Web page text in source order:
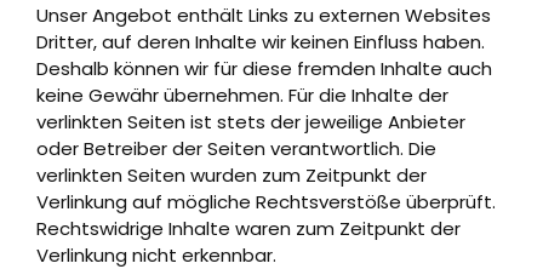
Unser Angebot enthält Links zu externen Websites
Dritter, auf deren Inhalte wir keinen Einfluss haben.
Deshalb können wir für diese fremden Inhalte auch
keine Gewähr übernehmen. Für die Inhalte der
verlinkten Seiten ist stets der jeweilige Anbieter
oder Betreiber der Seiten verantwortlich. Die
verlinkten Seiten wurden zum Zeitpunkt der
Verlinkung auf mögliche Rechtsverstöße überprüft.
Rechtswidrige Inhalte waren zum Zeitpunkt der
Verlinkung nicht erkennbar.